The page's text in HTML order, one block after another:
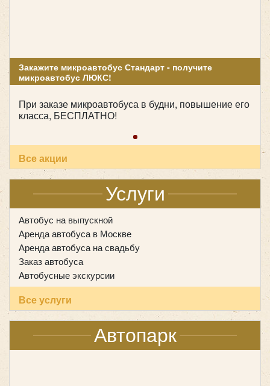
Закажите микроавтобус Стандарт - получите
микроавтобус ЛЮКС!
При заказе микроавтобуса в будни, повышение его
класса, БЕСПЛАТНО!
Все акции
Услуги
Автобус на выпускной
Аренда автобуса в Москве
Аренда автобуса на свадьбу
Заказ автобуса
Автобусные экскурсии
Все услуги
Автопарк